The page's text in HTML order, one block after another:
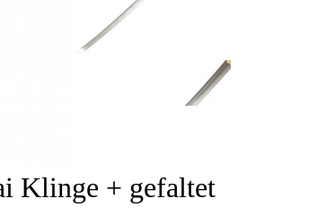
Klinge + gefaltet